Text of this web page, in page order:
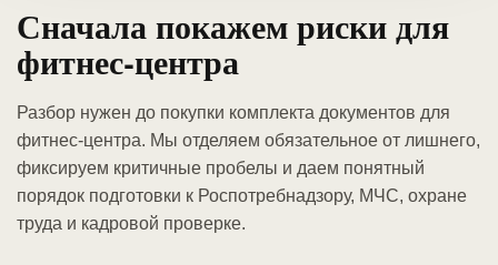
Сначала покажем риски для
фитнес-центра
Разбор нужен до покупки комплекта документов для
фитнес-центра. Мы отделяем обязательное от лишнего,
фиксируем критичные пробелы и даем понятный
порядок подготовки к Роспотребнадзору, МЧС, охране
труда и кадровой проверке.